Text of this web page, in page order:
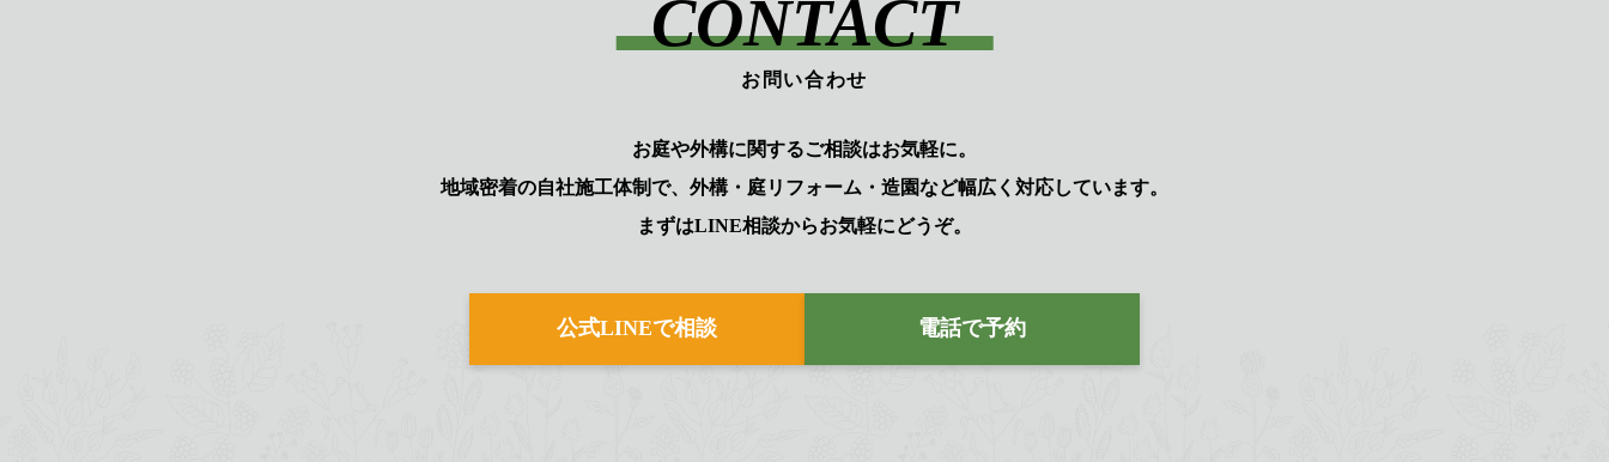
CONTACT
お問い合わせ
お庭や外構に関するご相談はお気軽に。
地域密着の自社施工体制で、外構・庭リフォーム・造園など幅広く対応しています。
まずはLINE相談からお気軽にどうぞ。
公式LINEで相談 電話で予約